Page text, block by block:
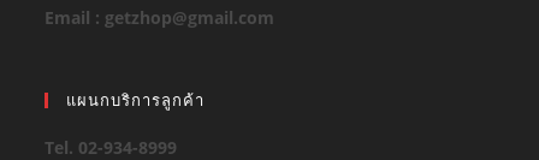
Email : getzhop@gmail.com
แผนกบริการลูกค้า
Tel. 02-934-8999